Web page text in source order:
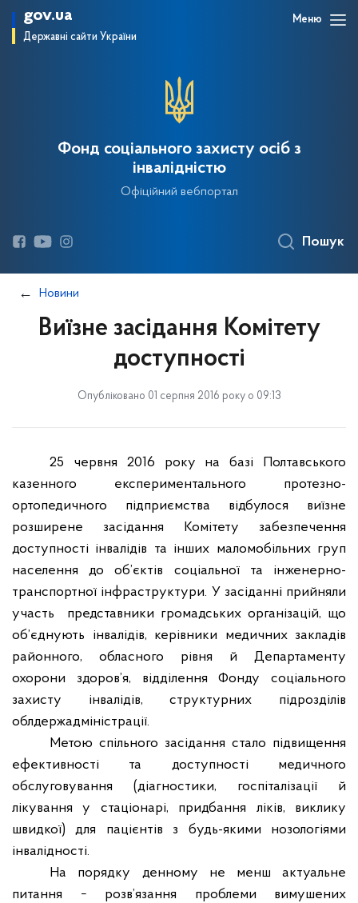
gov.ua
Державні сайти України
Меню
Фонд соціального захисту осіб з
інвалідністю
Офіційний вебпортал
Пошук
Новини
Виїзне засідання Комітету
доступності
Опубліковано 01 серпня 2016 року о 09:13
25 червня 2016 року на базі Полтавського
казенного експериментального протезно-
ортопедичного підприємства відбулося виїзне
розширене засідання Комітету забезпечення
доступності інвалідів та інших маломобільних груп
населення до об’єктів соціальної та інженерно-
транспортної інфраструктури. У засіданні прийняли
участь
представники громадських організацій, що
об’єднують інвалідів, керівники медичних закладів
районного, обласного рівня й Департаменту
охорони здоров’я, відділення Фонду соціального
захисту інвалідів, структурних підрозділів
облдержадміністрації.
Метою спільного засідання стало підвищення
ефективності та доступності медичного
обслуговування (діагностики, госпіталізації й
лікування у стаціонарі, придбання ліків, виклику
швидкої) для пацієнтів з будь-якими нозологіями
інвалідності.
На порядку денному не менш актуальне
питання − розв’язання проблеми вимушених